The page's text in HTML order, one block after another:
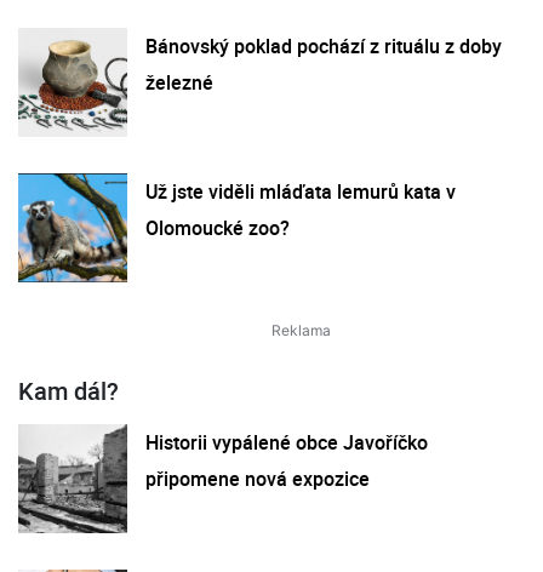
Bánovský poklad pochází z rituálu z doby
železné
Už jste viděli mláďata lemurů kata v
Olomoucké zoo?
Kam dál?
Historii vypálené obce Javoříčko
připomene nová expozice